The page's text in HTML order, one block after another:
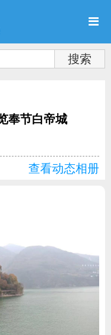
视频
直播
奉节白帝城
查看动态相册